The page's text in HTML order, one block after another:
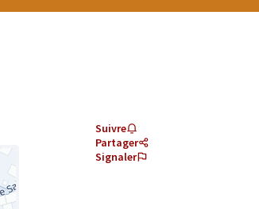
Suivre
Partager
Signaler